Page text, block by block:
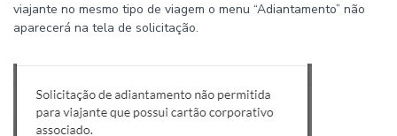
viajante no mesmo tipo de viagem o menu “Adiantamento” não
aparecerá na tela de solicitação.